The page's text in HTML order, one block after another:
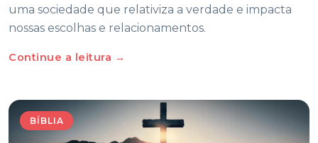
uma sociedade que relativiza a verdade e impacta
nossas escolhas e relacionamentos.
Continue a leitura →
BÍBLIA